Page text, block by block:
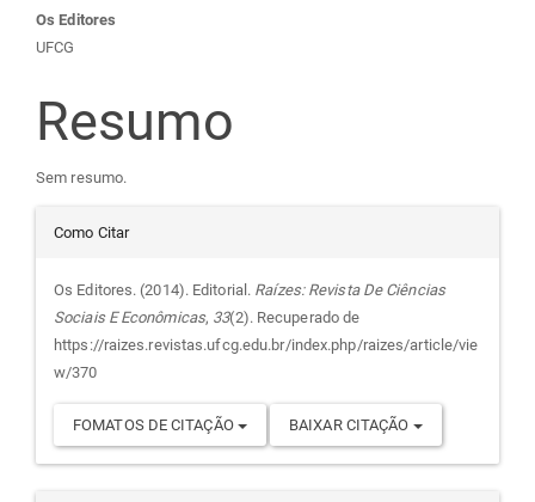
Conteúdo
do
artigo
principal
Os Editores
UFCG
Resumo
Sem resumo.
Detalhes
do
artigo
Como Citar
Os Editores. (2014). Editorial. Raízes: Revista De Ciências
Sociais E Econômicas, 33(2). Recuperado de
https://raizes.revistas.ufcg.edu.br/index.php/raizes/article/vie
w/370
FOMATOS DE CITAÇÃO BAIXAR CITAÇÃO